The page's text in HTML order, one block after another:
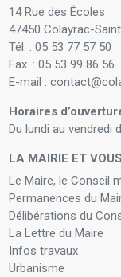
14 Rue des Écoles
47450 Colayrac-
Tél. : 05 53 77 57 50
Fax. : 05 53 99 86 56
E-mail :
Horaires
Du lundi au vendredi
LA MAIRIE ET VOUS
Le Maire, le Conseil
Permanences du
Délibérations du
La Lettre du Maire
Infos travaux
Urbanisme